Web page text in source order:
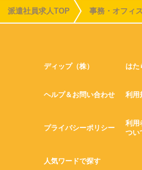
派遣社員求人TOP 事務・オフィ
ディップ（株） はた
ヘルプ＆お問い合わせ 利用
プライバシーポリシー
利用
つい
人気ワードで探す